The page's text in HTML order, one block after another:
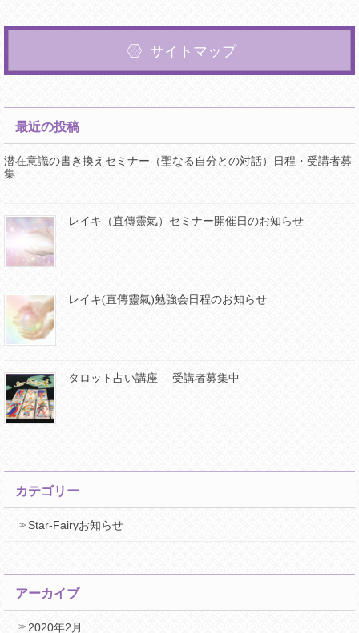
サイトマップ
最近の投稿
潜在意識の書き換えセミナー（聖なる自分との対話）日程・受講者募
集
レイキ（直傳靈氣）セミナー開催日のお知らせ
レイキ(直傳靈氣)勉強会日程のお知らせ
タロット占い講座 受講者募集中
カテゴリー
Star-Fairyお知らせ
アーカイブ
2020年2月